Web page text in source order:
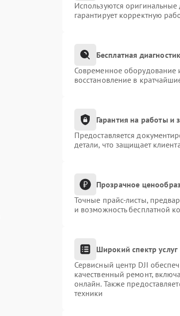
Используются
гарантирует корректную
Бесплатная
Современное оборудование
восстановление в
Гарантия на работы и
Предоставляется
детали, что защищает
Прозрачное
Точные прайс-листы,
и возможность бесплатной
Широкий спектр услуг
Сервисный центр DJI
качественный ремонт,
онлайн. Также
техники